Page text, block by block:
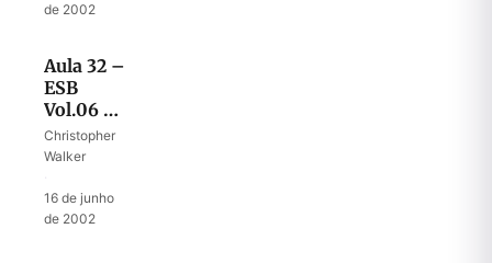
de 2002
Aula 32 –
ESB
Vol.06 –
A religião
de Mica
Christopher
Walker
16 de junho
de 2002